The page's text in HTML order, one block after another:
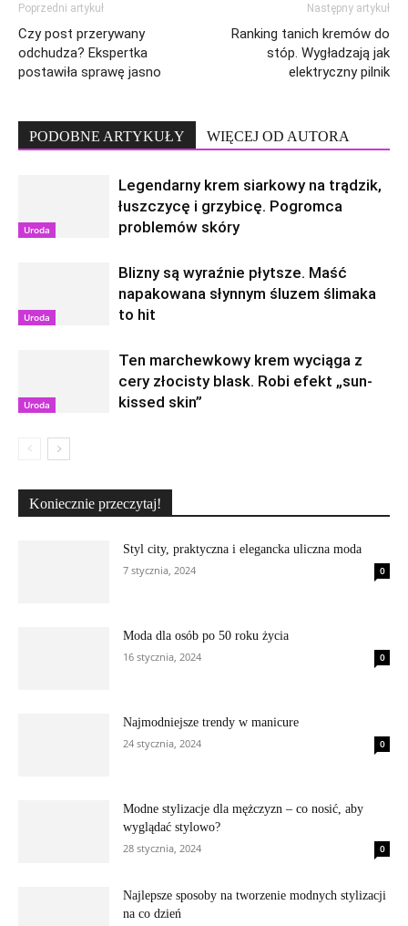
Poprzedni artykuł
Czy post przerywany
odchudza? Ekspertka
postawiła sprawę jasno
Następny artykuł
Ranking tanich kremów do
stóp. Wygładzają jak
elektryczny pilnik
PODOBNE ARTYKUŁY WIĘCEJ OD AUTORA
Uroda
Legendarny krem siarkowy na trądzik,
łuszczycę i grzybicę. Pogromca
problemów skóry
Uroda
Blizny są wyraźnie płytsze. Maść
napakowana słynnym śluzem ślimaka
to hit
Uroda
Ten marchewkowy krem wyciąga z
cery złocisty blask. Robi efekt „sun-
kissed skin”
Koniecznie przeczytaj!
Styl city, praktyczna i elegancka uliczna moda
7 stycznia, 2024
0
Moda dla osób po 50 roku życia
16 stycznia, 2024
0
Najmodniejsze trendy w manicure
24 stycznia, 2024
0
Modne stylizacje dla mężczyzn – co nosić, aby
wyglądać stylowo?
28 stycznia, 2024
0
Najlepsze sposoby na tworzenie modnych stylizacji
na co dzień